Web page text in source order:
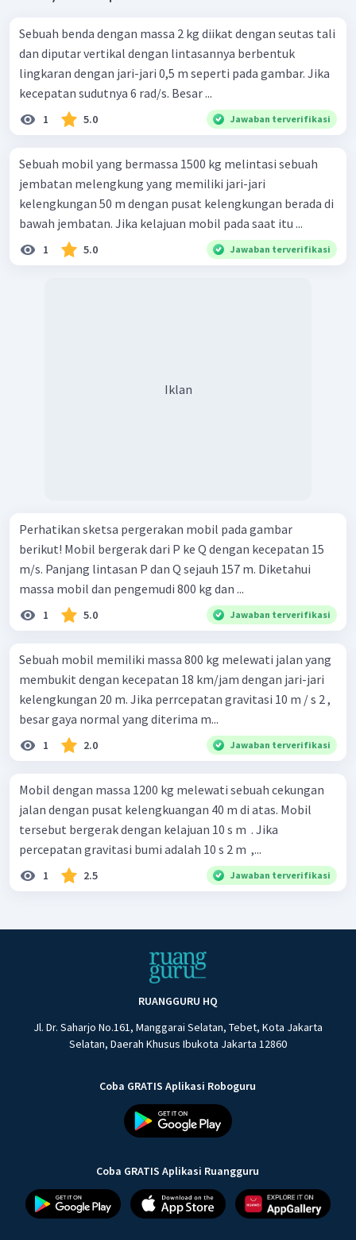
Sebuah benda dengan massa 2 kg diikat dengan seutas tali
dan diputar vertikal dengan lintasannya berbentuk
lingkaran dengan jari-jari 0,5 m seperti pada gambar. Jika
kecepatan sudutnya 6 rad/s. Besar ...
1 5.0 Jawaban terverifikasi
Sebuah mobil yang bermassa 1500 kg melintasi sebuah
jembatan melengkung yang memiliki jari-jari
kelengkungan 50 m dengan pusat kelengkungan berada di
bawah jembatan. Jika kelajuan mobil pada saat itu ...
1 5.0 Jawaban terverifikasi
Iklan
Perhatikan sketsa pergerakan mobil pada gambar
berikut! Mobil bergerak dari P ke Q dengan kecepatan 15
m/s. Panjang lintasan P dan Q sejauh 157 m. Diketahui
massa mobil dan pengemudi 800 kg dan ...
1 5.0 Jawaban terverifikasi
Sebuah mobil memiliki massa 800 kg melewati jalan yang
membukit dengan kecepatan 18 km/jam dengan jari-jari
kelengkungan 20 m. Jika perrcepatan gravitasi 10 m / s 2 ,
besar gaya normal yang diterima m...
1 2.0 Jawaban terverifikasi
Mobil dengan massa 1200 kg melewati sebuah cekungan
jalan dengan pusat kelengkuangan 40 m di atas. Mobil
tersebut bergerak dengan kelajuan 10 s m ​ . Jika
percepatan gravitasi bumi adalah 10 s 2 m ​ ,...
1 2.5 Jawaban terverifikasi
RUANGGURU HQ
Jl. Dr. Saharjo No.161, Manggarai Selatan, Tebet, Kota Jakarta
Selatan, Daerah Khusus Ibukota Jakarta 12860
Coba GRATIS Aplikasi Roboguru
Coba GRATIS Aplikasi Ruangguru